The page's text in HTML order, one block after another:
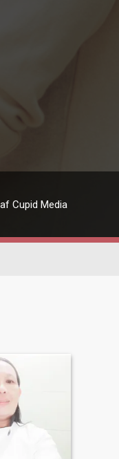
Cupid Media